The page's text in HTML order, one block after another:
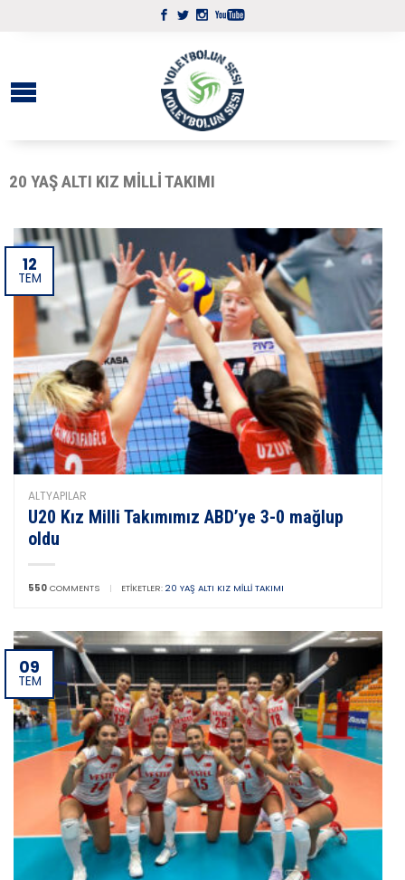
20 YAŞ ALTI KIZ MILLI TAKIMI
12
TEM
ALTYAPILAR
U20 Kız Milli Takımımız ABD’ye 3-0 mağlup
oldu
550 COMMENTS | ETIKETLER: 20 YAŞ ALTI KIZ MILLI TAKIMI
09
TEM